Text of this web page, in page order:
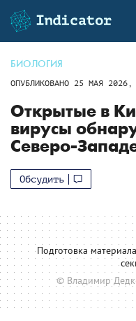
БИОЛОГИЯ
ОПУБЛИКОВАНО 25 МАЯ 2026,
Открытые в
вирусы
Северо-
Обсудить
Подготовка
© Владимир